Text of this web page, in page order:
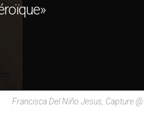
Francisca Del Niño Jesus, Capture